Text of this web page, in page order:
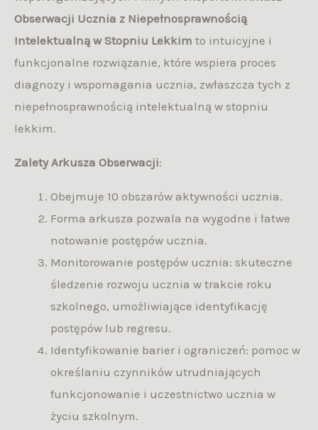
Obserwacji Ucznia z Niepełnosprawnością
Intelektualną w Stopniu Lekkim to intuicyjne i
funkcjonalne rozwiązanie, które wspiera proces
diagnozy i wspomagania ucznia, zwłaszcza tych z
niepełnosprawnością intelektualną w stopniu
lekkim.
Zalety Arkusza Obserwacji:
Obejmuje 10 obszarów aktywności ucznia.
Forma arkusza pozwala na wygodne i łatwe
notowanie postępów ucznia.
Monitorowanie postępów ucznia: skuteczne
śledzenie rozwoju ucznia w trakcie roku
szkolnego, umożliwiające identyfikację
postępów lub regresu.
Identyfikowanie barier i ograniczeń: pomoc w
określaniu czynników utrudniających
funkcjonowanie i uczestnictwo ucznia w
życiu szkolnym.